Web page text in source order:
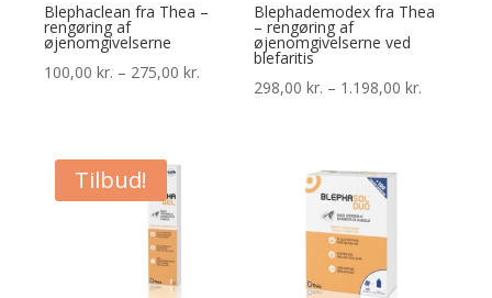
Blephaclean fra Thea –
rengøring af
øjenomgivelserne
100,00kr. – 275,00kr.
100,00 kr.
Blephademodex fra Thea
– rengøring af
øjenomgivelserne ved
blefaritis
298,00kr. – 1.198,00kr.
Tilbud!